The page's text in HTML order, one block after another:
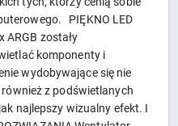
PIĘKNO LED
ARGB zostały
komponenty i
wydobywające się nie
z podświetlanych
najlepszy wizualny efekt. I